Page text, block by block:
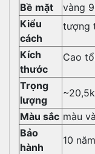
Bề mặt
vàng
Kiểu
cách
tượng
Kích
thước
Cao
Trọng
lượng
Màu sắc màu
Bảo
hành
10 năm